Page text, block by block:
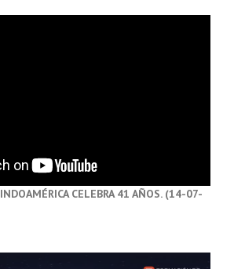
INDOAMÉRICA CELEBRA 41 AÑOS. (14-07-